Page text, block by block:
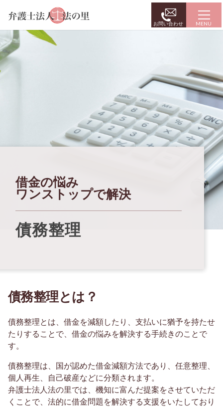
お問い合わせ
借金の悩み
ワンストップで解決
債務整理
債務整理とは？
債務整理とは、借金を減額したり、支払いに猶予を持たせ
たりすることで、借金の悩みを解決する手続きのことで
す。
債務整理は、国が認めた借金減額方法であり、任意整理、
個人再生、自己破産などに分類されます。
弁護士法人法の里では、機知に富んだ提案をさせていただ
くことで、法的に借金問題を解決する支援をいたしており